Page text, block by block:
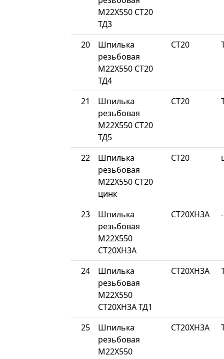
М22Х550 СТ20
ТД3
20
Шпилька
резьбовая
М22Х550 СТ20
ТД4
СТ20
21
Шпилька
резьбовая
М22Х550 СТ20
ТД5
СТ20
22
Шпилька
резьбовая
М22Х550 СТ20
цинк
СТ20
23
Шпилька
резьбовая
М22Х550
СТ20ХН3А
СТ20ХН3А -
24
Шпилька
резьбовая
М22Х550
СТ20ХН3А ТД1
СТ20ХН3А
25
Шпилька
резьбовая
М22Х550
СТ20ХН3А